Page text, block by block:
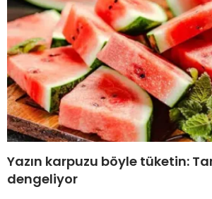
Yazın karpuzu böyle tüketin:
dengeliyor